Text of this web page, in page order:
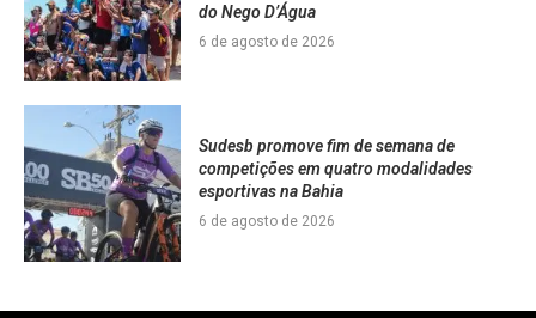
do Nego D’Água
6 de agosto de 2026
Sudesb promove fim de semana de
competições em quatro modalidades
esportivas na Bahia
6 de agosto de 2026